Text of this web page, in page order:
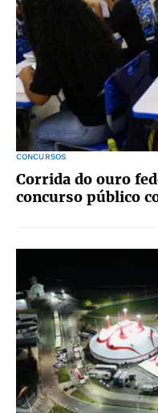
CONCURSOS
Corrida do ouro
concurso público